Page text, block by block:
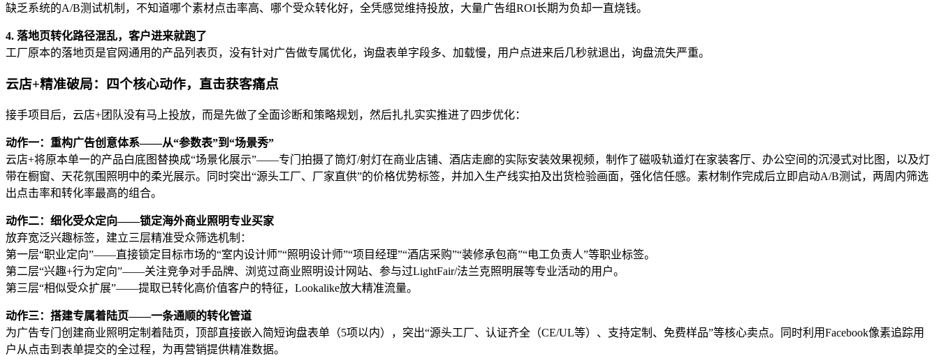
缺乏系统的A/B测试机制，不知道哪个素材点击率高、哪个受众转化好，全凭感觉维持投放，大量广告组ROI长期为负却一直烧钱。
4. 落地页转化路径混乱，客户进来就跑了
工厂原本的落地页是官网通用的产品列表页，没有针对广告做专属优化，询盘表单字段多、加载慢，用户点进来后几秒就退出，询盘流失严重。
云店+精准破局：四个核心动作，直击获客痛点
接手项目后，云店+团队没有马上投放，而是先做了全面诊断和策略规划，然后扎扎实实推进了四步优化：
动作一：重构广告创意体系——从“参数表”到“场景秀”
云店+将原本单一的产品白底图替换成“场景化展示”——专门拍摄了筒灯/射灯在商业店铺、酒店走廊的实际安装效果视频，制作了磁吸轨道灯在家装客厅、办公空间的沉浸式对比图，以及灯
带在橱窗、天花氛围照明中的柔光展示。同时突出“源头工厂、厂家直供”的价格优势标签，并加入生产线实拍及出货检验画面，强化信任感。素材制作完成后立即启动A/B测试，两周内筛选
出点击率和转化率最高的组合。
动作二：细化受众定向——锁定海外商业照明专业买家
放弃宽泛兴趣标签，建立三层精准受众筛选机制：
第一层“职业定向”——直接锁定目标市场的“室内设计师”“照明设计师”“项目经理”“酒店采购”“装修承包商”“电工负责人”等职业标签。
第二层“兴趣+行为定向”——关注竞争对手品牌、浏览过商业照明设计网站、参与过LightFair/法兰克照明展等专业活动的用户。
第三层“相似受众扩展”——提取已转化高价值客户的特征，Lookalike放大精准流量。
动作三：搭建专属着陆页——一条通顺的转化管道
为广告专门创建商业照明定制着陆页，顶部直接嵌入简短询盘表单（5项以内），突出“源头工厂、认证齐全（CE/UL等）、支持定制、免费样品”等核心卖点。同时利用Facebook像素追踪用
户从点击到表单提交的全过程，为再营销提供精准数据。